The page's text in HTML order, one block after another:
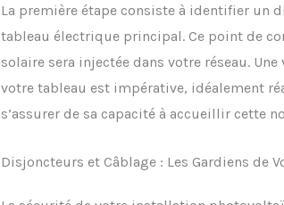
La première étape consiste à identifier un
tableau électrique principal. Ce point de
solaire sera injectée dans votre réseau.
votre tableau est impérative, idéalement
s’assurer de sa capacité à accueillir cette
Disjoncteurs et Câblage : Les Gardiens de